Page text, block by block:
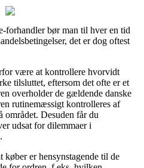
forhandler bør man til hver en tid
det er dog oftest
være at kontrollere hvorvidt
tilsluttet, eftersom det ofte er et
overholder de gældende danske
rutinemæssigt kontrolleres af
området. Desuden får du
udsat for dilemmaer i
er hensynstagende til de